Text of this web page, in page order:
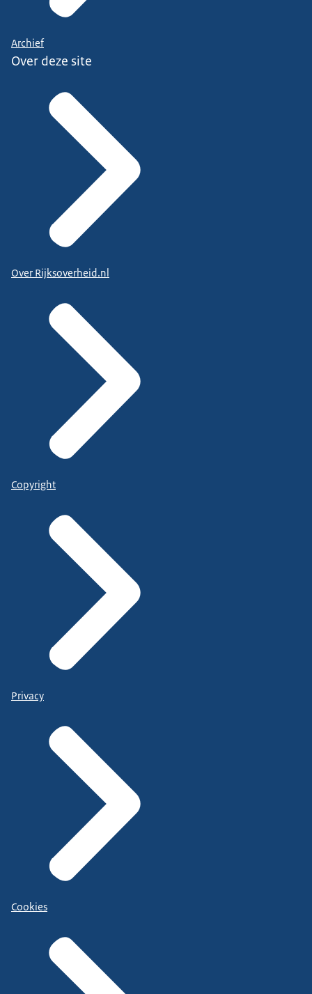
Archief
Over deze site
Over Rijksoverheid.nl
Copyright
Privacy
Cookies